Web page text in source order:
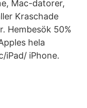
Mac-datorer,
Kraschade
Hembesök 50%
hela
iPad/ iPhone.